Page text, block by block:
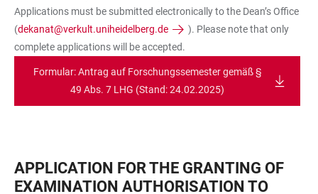
Applications must be submitted electronically to the Dean’s Office
(dekanat@verkult.uniheidelberg.de
). Please note that only
complete applications will be accepted.
Formular: Antrag auf Forschungssemester gemäß §
49 Abs. 7 LHG (Stand: 24.02.2025)
APPLICATION FOR THE GRANTING OF
EXAMINATION AUTHORISATION TO